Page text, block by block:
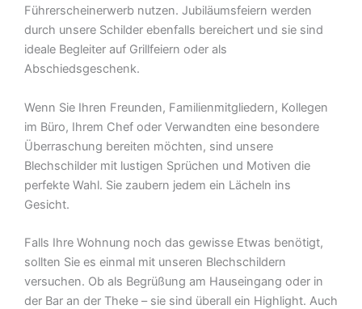
Führerscheinerwerb nutzen. Jubiläumsfeiern werden
durch unsere Schilder ebenfalls bereichert und sie sind
ideale Begleiter auf Grillfeiern oder als
Abschiedsgeschenk.
Wenn Sie Ihren Freunden, Familienmitgliedern, Kollegen
im Büro, Ihrem Chef oder Verwandten eine besondere
Überraschung bereiten möchten, sind unsere
Blechschilder mit lustigen Sprüchen und Motiven die
perfekte Wahl. Sie zaubern jedem ein Lächeln ins
Gesicht.
Falls Ihre Wohnung noch das gewisse Etwas benötigt,
sollten Sie es einmal mit unseren Blechschildern
versuchen. Ob als Begrüßung am Hauseingang oder in
der Bar an der Theke – sie sind überall ein Highlight. Auch